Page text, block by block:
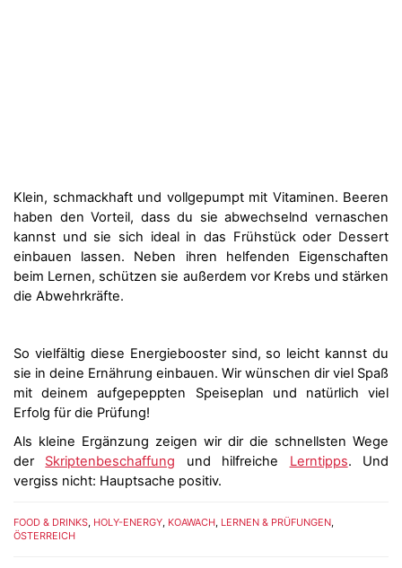
Klein, schmackhaft und vollgepumpt mit Vitaminen. Beeren
haben den Vorteil, dass du sie abwechselnd vernaschen
kannst und sie sich ideal in das Frühstück oder Dessert
einbauen lassen. Neben ihren helfenden Eigenschaften
beim Lernen, schützen sie außerdem vor Krebs und stärken
die Abwehrkräfte.
So vielfältig diese Energiebooster sind, so leicht kannst du
sie in deine Ernährung einbauen. Wir wünschen dir viel Spaß
mit deinem aufgepeppten Speiseplan und natürlich viel
Erfolg für die Prüfung!
Als kleine Ergänzung zeigen wir dir die schnellsten Wege
der Skriptenbeschaffung und hilfreiche Lerntipps. Und
vergiss nicht: Hauptsache positiv.
FOOD & DRINKS HOLY-ENERGY KOAWACH LERNEN & PRÜFUNGEN
ÖSTERREICH